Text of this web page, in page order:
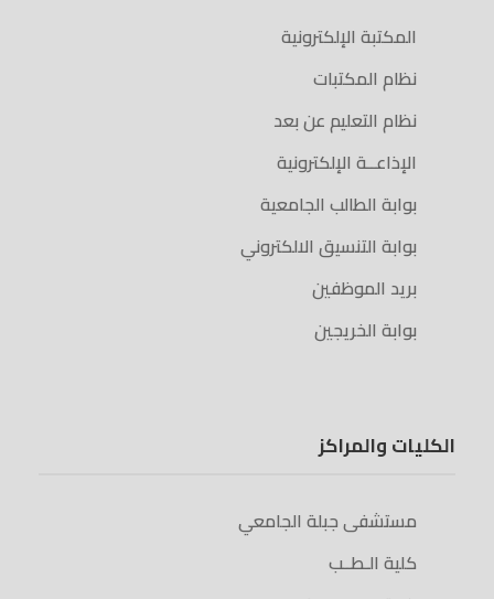
المكتبة الإلكترونية
نظام المكتبات
نظام التعليم عن بعد
الإذاعــة الإلكترونية
بوابة الطالب الجامعية
بوابة التنسيق الالكتروني
بريد الموظفين
بوابة الخريجين
الكليات والمراكز
مستشفى جبلة الجامعي
كلية الـطــب